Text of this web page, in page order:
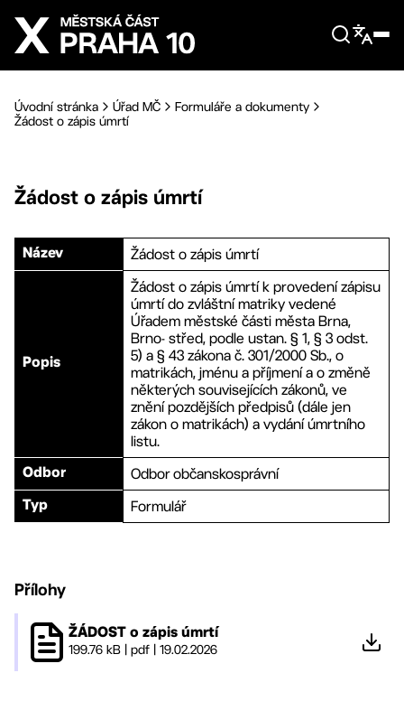
Přejít na hlavní obsah
Úvodní stránka Úřad MČ
Formuláře a dokumenty
Žádost o zápis úmrtí
Žádost o zápis úmrtí
Název Žádost o zápis úmrtí
Popis
Žádost o zápis úmrtí k provedení zápisu
úmrtí do zvláštní matriky vedené
Úřadem městské části města Brna,
Brno- střed, podle ustan. § 1, § 3 odst.
5) a § 43 zákona č. 301/2000 Sb., o
matrikách, jménu a příjmení a o změně
některých souvisejících zákonů, ve
znění pozdějších předpisů (dále jen
zákon o matrikách) a vydání úmrtního
listu.
Odbor Odbor občanskosprávní
Typ Formulář
Přílohy
ŽÁDOST o zápis úmrtí
199.76 kB pdf 19.02.2026